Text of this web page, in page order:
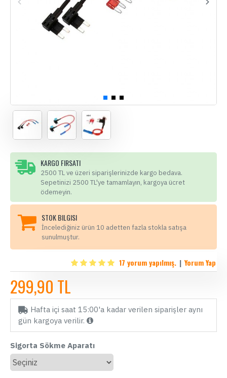
KARGO FIRSATI
2500 TL ve üzeri siparişlerinizde kargo bedava.
Sepetinizi 2500 TL'ye tamamlayın, kargoya ücret
ödemeyin.
STOK BILGISI
İncelediğiniz ürün 10 adetten fazla stokla satışa
sunulmuştur.
17 yorum yapılmış. | Yorum Yap
299,90 TL
Hafta içi saat 15:00'a kadar verilen siparişler aynı
gün kargoya verilir.
Sigorta Sökme Aparatı